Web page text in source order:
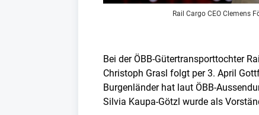
Rail Cargo CEO Clemens
Bei der ÖBB-Gütertransporttochter
Christoph Grasl folgt per 3. April
Burgenländer hat laut ÖBB-
Silvia Kaupa-Götzl wurde als